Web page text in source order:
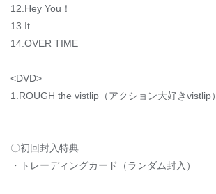
12.Hey You！
13.It
14.OVER TIME
<DVD>
1.ROUGH the vistlip（アクション大好きvistlip）
〇初回封入特典
・トレーディングカード（ランダム封入）